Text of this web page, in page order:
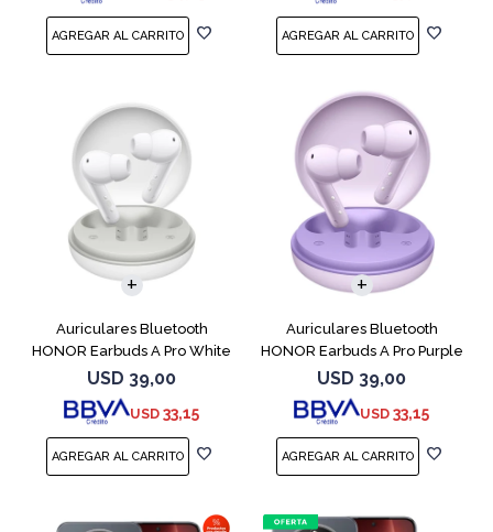
Auriculares Bluetooth
HONOR Earbuds A Pro White
USD 39,00
USD 33,15
Auriculares Bluetooth
HONOR Earbuds A Pro Purple
USD 39,00
USD 33,15